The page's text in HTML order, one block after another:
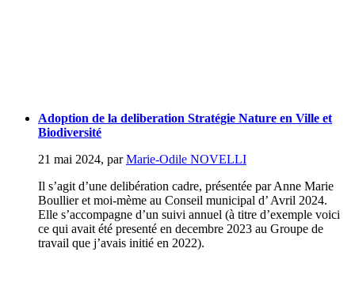
Adoption de la deliberation Stratégie Nature en Ville et
Biodiversité
21 mai 2024, parMarie-Odile NOVELLI
Il s’agit d’une delibération cadre, présentée par Anne Marie
Boullier et moi-mème au Conseil municipal d’ Avril 2024.
Elle s’accompagne d’un suivi annuel (à titre d’exemple voici
ce qui avait été presenté en decembre 2023 au Groupe de
travail que j’avais initié en 2022).